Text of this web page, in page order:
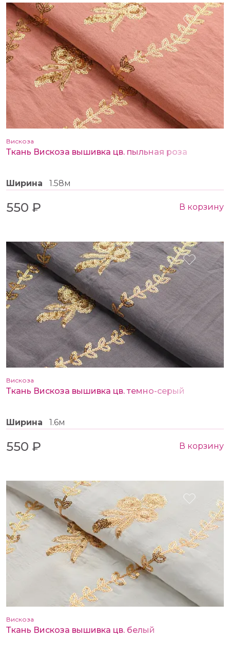
Вискоза
Ткань Вискоза вышивка цв. пыльная роза
Ширина 1.58м
550 ₽ В корзину
Вискоза
Ткань Вискоза вышивка цв. темно-серый
Ширина 1.6м
550 ₽ В корзину
Вискоза
Ткань Вискоза вышивка цв. белый